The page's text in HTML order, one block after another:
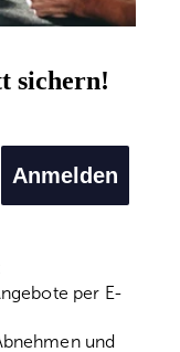
sichern!
Anmelden
per E-
und